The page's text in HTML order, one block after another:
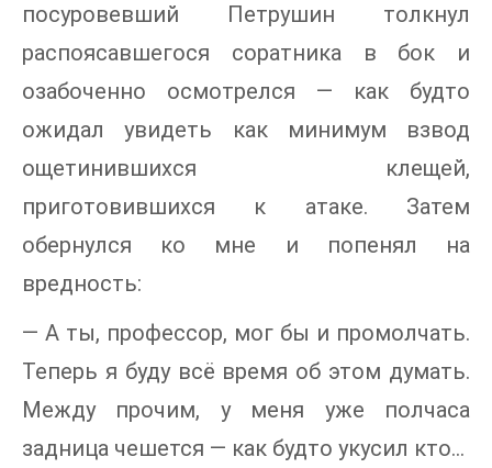
посуровевший Петрушин толкнул
распоясавшегося соратника в бок и
озабоченно осмотрелся — как будто
ожидал увидеть как минимум взвод
ощетинившихся клещей,
приготовившихся к атаке. Затем
обернулся ко мне и попенял на
вредность:
— А ты, профессор, мог бы и промолчать.
Теперь я буду всё время об этом думать.
Между прочим, у меня уже полчаса
задница чешется — как будто укусил кто...